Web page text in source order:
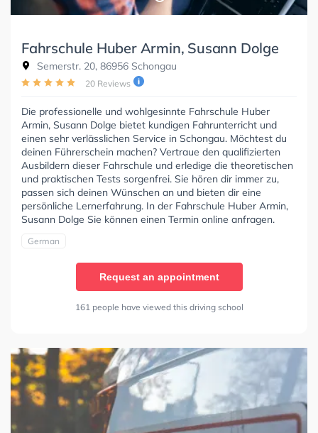
Fahrschule Huber Armin, Susann Dolge
Semerstr. 20, 86956 Schongau
20 Reviews
Die professionelle und wohlgesinnte Fahrschule Huber
Armin, Susann Dolge bietet kundigen Fahrunterricht und
einen sehr verlässlichen Service in Schongau. Möchtest du
deinen Führerschein machen? Vertraue den qualifizierten
Ausbildern dieser Fahrschule und erledige die theoretischen
und praktischen Tests sorgenfrei. Sie hören dir immer zu,
passen sich deinen Wünschen an und bieten dir eine
persönliche Lernerfahrung. In der Fahrschule Huber Armin,
Susann Dolge Sie können einen Termin online anfragen.
German
Request an appointment
161 people have viewed this driving school